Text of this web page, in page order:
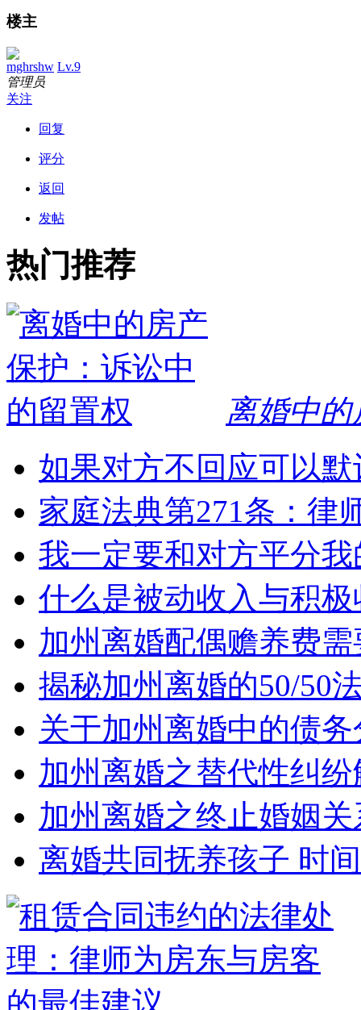
楼主
mghrshw Lv.9
管理员
关注
回复
评分
返回
发帖
热门推荐
离婚中
如果对方不回应可以
家庭法典第271条：律
我一定要和对方平分
什么是被动收入与积
加州离婚配偶赡养费
揭秘加州离婚的50/50
关于加州离婚中的债
加州离婚之替代性纠
加州离婚之终止婚姻关
离婚共同抚养孩子 时